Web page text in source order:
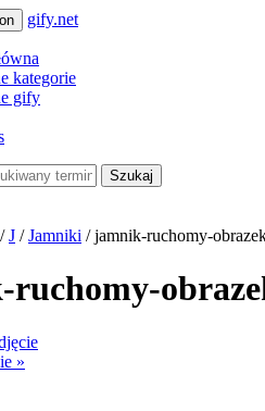
gify.net
kategorie
gify
Szukaj
/J /Jamniki / jamnik-ruchomy-
»